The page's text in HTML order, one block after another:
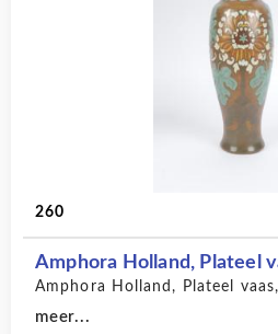
260
Amphora Holland, Plateel
Amphora Holland, Plateel
meer...